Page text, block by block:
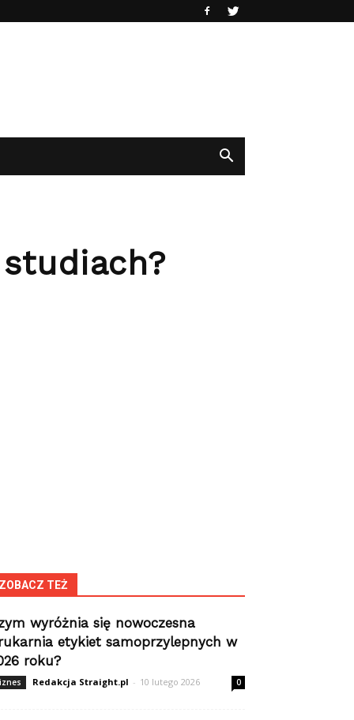
ZOBACZ TEŻ
wyróżnia się nowoczesna
etykiet samoprzylepnych w
roku?
Redakcja Straight.pl - 10 lutego 2026 0